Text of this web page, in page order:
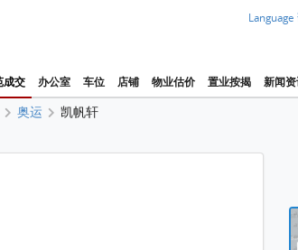
Language
成交 办公室 车位 店铺 物业估价 置业按揭 新闻
奥运 凯帆轩